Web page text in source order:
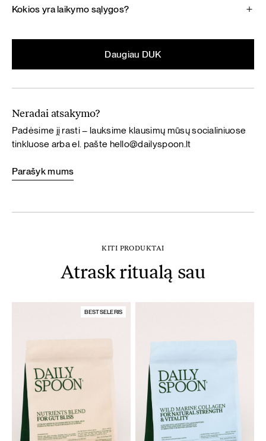
Kokios yra laikymo sąlygos?
Daugiau DUK
Neradai atsakymo?
Padėsime jį rasti – lauksime klausimų mūsų socialiniuose
tinkluose arba el. pašte hello@dailyspoon.lt
Parašyk mums
KITI PRODUKTAI
Atrask ritualą sau
BESTSELERIS